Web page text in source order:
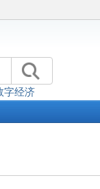
字经济